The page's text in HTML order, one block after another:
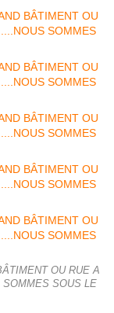
OU RUE A
SOUS LE